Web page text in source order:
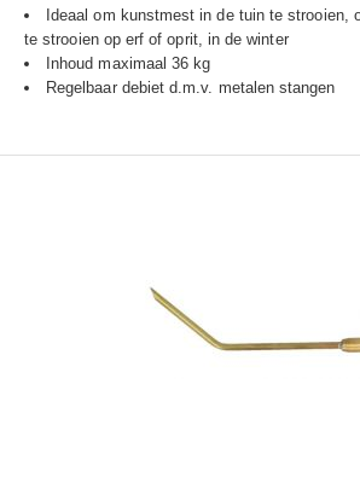
Ideaal om kunstmest in de tuin te strooien,
te strooien op erf of oprit, in de winter
Inhoud maximaal 36 kg
Regelbaar debiet d.m.v. metalen stangen